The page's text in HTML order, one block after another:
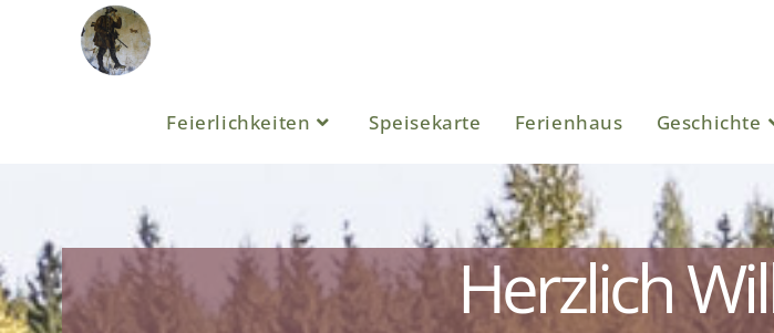
Feierlichkeiten Speisekarte Ferienhaus Geschichte
Herzlich